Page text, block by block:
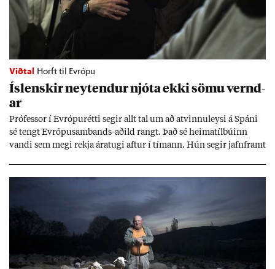
Viðtal Horft til Evrópu
Ís­lensk­ir neyt­end­ur njóta ekki sömu vernd­
ar
Pró­fess­or í Evr­ópu­rétti seg­ir allt tal um að at­vinnu­leysi á Spáni
sé tengt Evr­ópu­sam­bands-að­ild rangt. Það sé heima­tíl­bú­inn
vandi sem megi rekja ára­tugi aft­ur í tím­ann. Hún seg­ir jafn­framt